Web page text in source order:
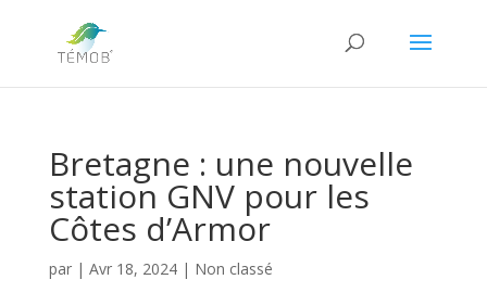
Bretagne : une nouvelle
station GNV pour les
Côtes d’Armor
par | Avr 18, 2024| Non classé